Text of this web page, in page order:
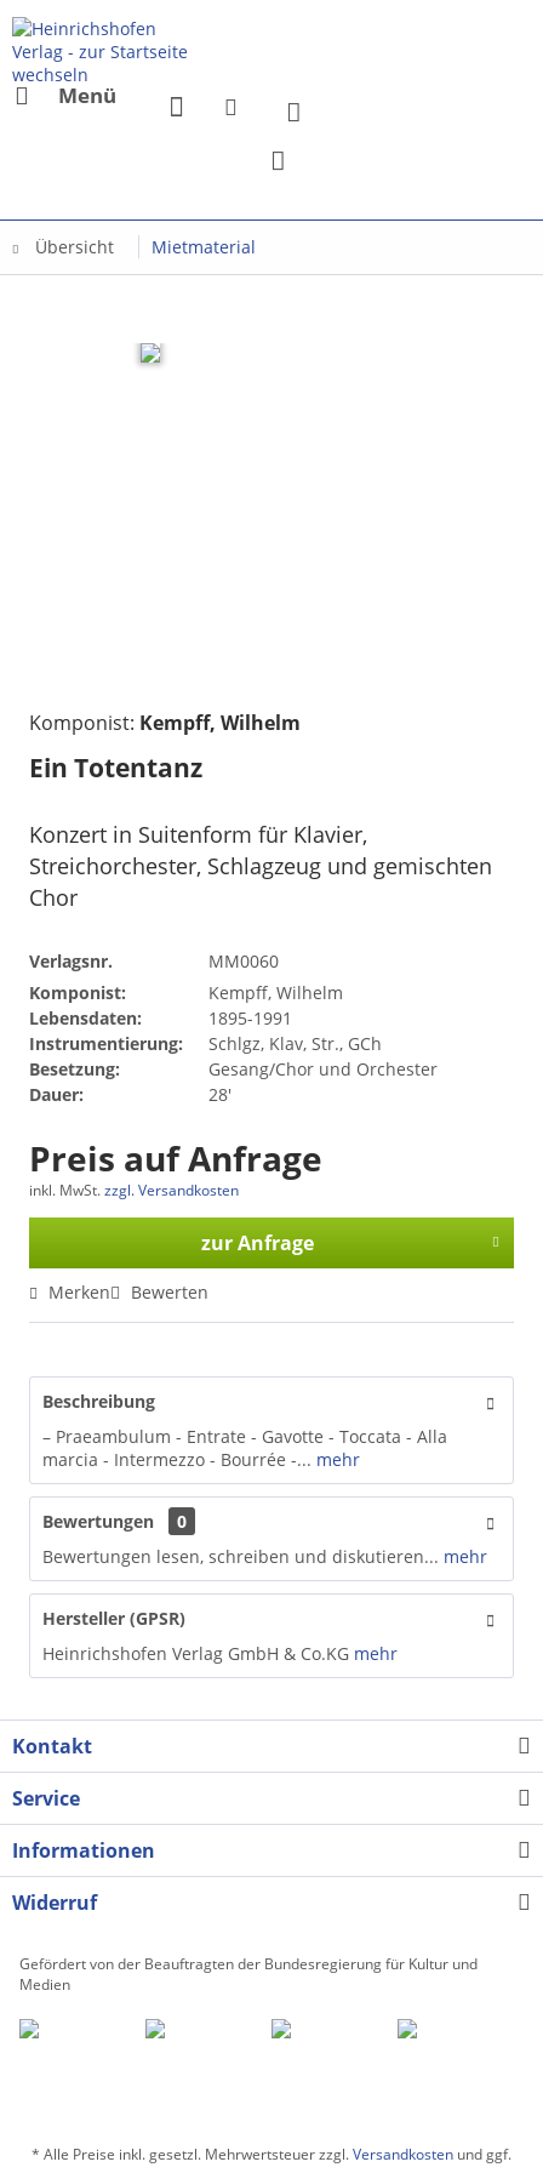
Menü
Übersicht Mietmaterial
Komponist: Kempff, Wilhelm
Ein Totentanz
Konzert in Suitenform für Klavier,
Streichorchester, Schlagzeug und gemischten
Chor
Verlagsnr.
MM0060
Komponist:
Kempff, Wilhelm
Lebensdaten:
1895-1991
Instrumentierung:
Schlgz, Klav, Str., GCh
Besetzung:
Gesang/Chor und Orchester
Dauer:
28'
Preis auf Anfrage
inkl. MwSt.zzgl. Versandkosten
zur Anfrage
Merken Bewerten
Beschreibung
– Praeambulum - Entrate - Gavotte - Toccata - Alla
marcia - Intermezzo - Bourrée -... mehr
Bewertungen
0
Bewertungen lesen, schreiben und diskutieren... mehr
Hersteller (GPSR)
Heinrichshofen Verlag GmbH & Co.KG mehr
Kontakt
Service
Informationen
Widerruf
Gefördert von der Beauftragten der Bundesregierung für Kultur und
Medien
* Alle Preise inkl. gesetzl. Mehrwertsteuer zzgl.Versandkosten und ggf.